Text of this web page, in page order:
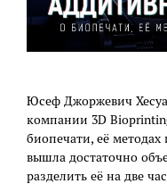
Юсеф Джоржевич
компании 3D
биопечати, её
вышла достаточно
разделить её на две